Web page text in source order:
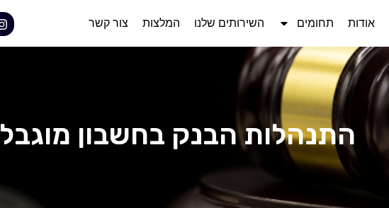
אודות תחומים השירותים שלנו המלצות צור קשר
התנהלות הבנק בחשבון מוגבל